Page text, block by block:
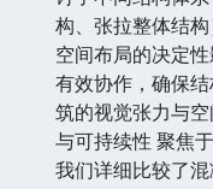
构、张拉整体结
空间布局的决定
有效协作，确保
筑的视觉张力与
与可持续性 聚焦
我们详细比较了